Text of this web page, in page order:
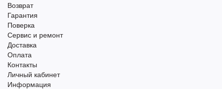
Возврат
Гарантия
Поверка
Сервис и ремонт
Доставка
Оплата
Контакты
Личный кабинет
Информация